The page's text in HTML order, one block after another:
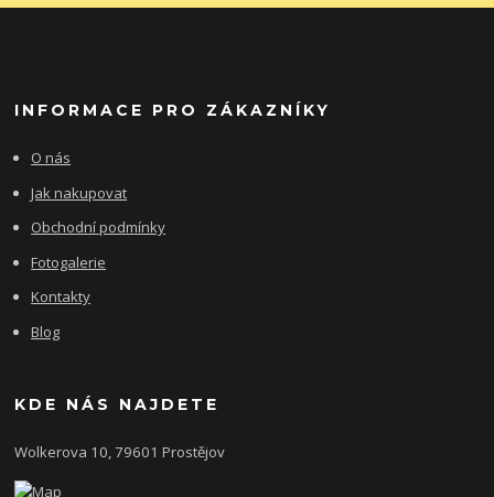
INFORMACE PRO ZÁKAZNÍKY
O nás
Jak nakupovat
Obchodní podmínky
Fotogalerie
Kontakty
Blog
KDE NÁS NAJDETE
Wolkerova 10, 79601 Prostějov